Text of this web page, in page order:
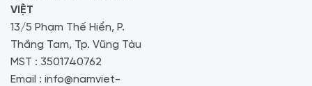
VIỆT
13/5 Phạm Thế Hiển, P.
Thắng Tam, Tp. Vũng Tàu
MST : 3501740762
Email : info@namviet-